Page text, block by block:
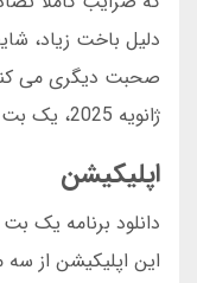
دلیل باخت زیاد،
ژانویه 2025، یک بت را معتبر دانستند.
اپلیکیشن
دانلود برنامه یک
این اپلیکیشن از